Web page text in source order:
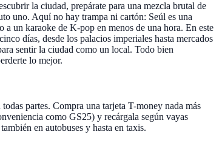
la ciudad, prepárate para una mezcla brutal de
uno. Aquí no hay trampa ni cartón: Seúl es una
un karaoke de K-pop en menos de una hora. En este
días, desde los palacios imperiales hasta mercados
sentir la ciudad como un local. Todo bien
lo mejor.
partes. Compra una tarjeta T-money nada más
como GS25) y recárgala según vayas
en autobuses y hasta en taxis.